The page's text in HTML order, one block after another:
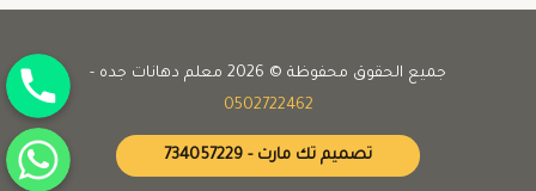
جميع الحقوق محفوظة © 2026 معلم دهانات جده -
0502722462
تصميم تك مارت - 734057229
جوال
واتساب